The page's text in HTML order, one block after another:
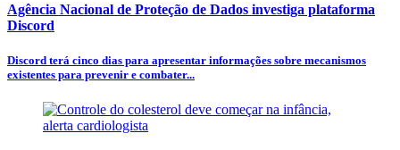
Agência Nacional de Proteção de Dados investiga plataforma
Discord
Discord terá cinco dias para apresentar informações sobre mecanismos
existentes para prevenir e combater...